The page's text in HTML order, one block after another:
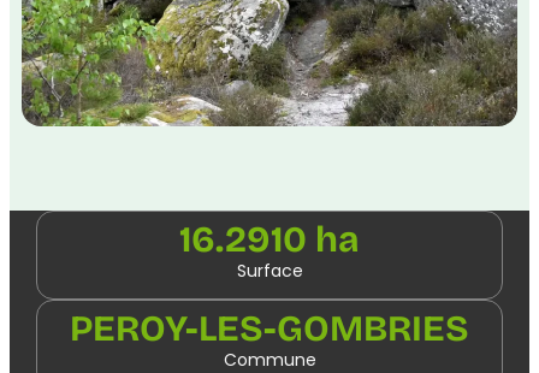
16.2910 ha
Surface
PEROY-LES-GOMBRIES
Commune